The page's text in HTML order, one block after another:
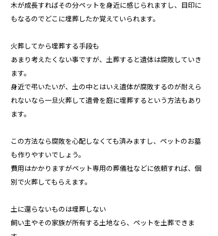
木が成長すればその分ペットを身近に感じられますし、目印に
もなるのでどこに埋葬したか覚えていられます。
火葬してから埋葬する手段も
あまり考えたくない事ですが、土葬すると遺体は腐敗していき
ます。
身近で弔いたいが、土の中とはいえ遺体が腐敗するのが耐えら
れないなら一旦火葬して遺骨を庭に埋葬するという方法もあり
ます。
この方法なら腐敗を心配しなくても済みますし、ペットのお墓
も作りやすいでしょう。
費用はかかりますがペット専用の葬儀社などに依頼すれば、個
別で火葬してもらえます。
土に還らないものは埋葬しない
飼い主やその家族が所有する土地なら、ペットを土葬できま